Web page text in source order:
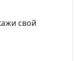
свой